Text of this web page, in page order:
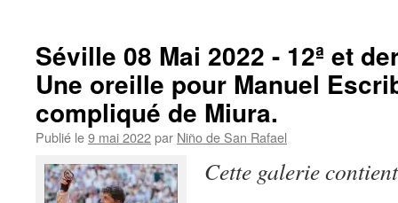
Séville 08 Mai 2022 - 12ª et
Une oreille pour Manuel
compliqué de Miura.
Publié le9 mai 2022par Niño de San Rafael
Cette galerie